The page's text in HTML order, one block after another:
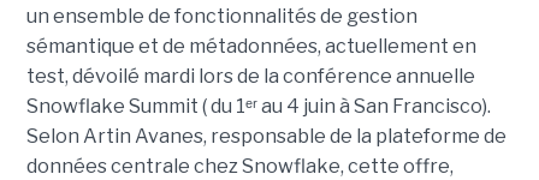
un ensemble de fonctionnalités de gestion
sémantique et de métadonnées, actuellement en
test, dévoilé mardi lors de la conférence annuelle
Snowflake Summit ( du 1ᵉʳ au 4 juin à San Francisco).
Selon Artin Avanes, responsable de la plateforme de
données centrale chez Snowflake, cette offre,